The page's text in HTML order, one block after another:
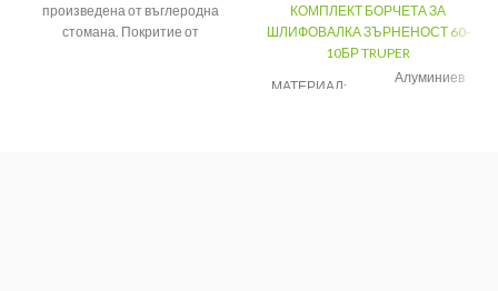
произведена от въглеродна
стомана. Покритие от
КОМПЛЕКТ БОРЧЕТА ЗА
ШЛИФОВАЛКА ЗЪРНЕНОСТ 60-
10БР TRUPER
МАТЕРИАЛ:
Алуминиев